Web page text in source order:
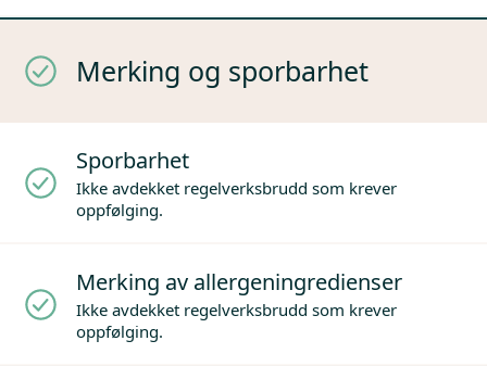
Merking og sporbarhet
Sporbarhet
Ikke avdekket regelverksbrudd som krever
oppfølging.
Merking av allergeningredienser
Ikke avdekket regelverksbrudd som krever
oppfølging.